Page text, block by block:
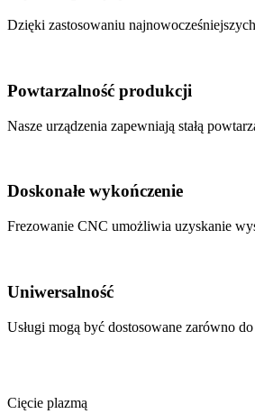
Dzięki zastosowaniu
Powtarzalność produkcji
Nasze urządzenia zapewniają stałą
Doskonałe wykończenie
Frezowanie CNC umożliwia uzyskanie
Uniwersalność
Usługi mogą być dostosowane zarówno
Cięcie plazmą